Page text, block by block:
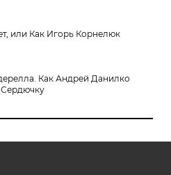
или Как Игорь Корнелюк
Как Андрей Данилко